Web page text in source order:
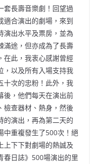
套長壽音樂劇！回望過
適合演出的劇場，來到
演出水平及票房，並為
滿途，但亦成為了長壽
在此，我衷心感謝曾經
，以及所有入場支持我
十次的忠粉！此外，我
後，他們每天在演出前
檢查器材、熱身，然後
的演出，再為第二天的
中重複發生了500次！絕
上下下對劇場的熱誠及
春日誌》500場演出的里